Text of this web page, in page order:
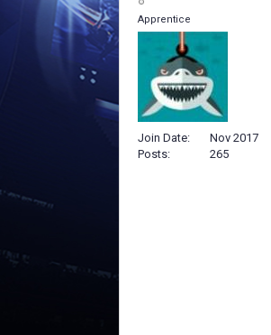
Apprentice
Join Date
Nov 2017
Posts
265